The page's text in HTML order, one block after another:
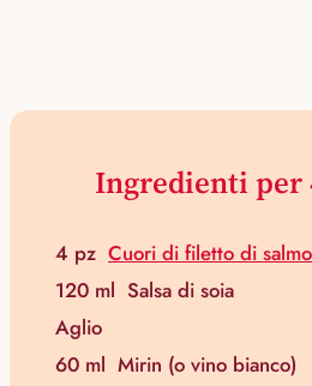
Ingredienti per
4 pz Cuori di filetto di
120 ml Salsa di soia
Aglio
60 ml Mirin (o vino bianco)